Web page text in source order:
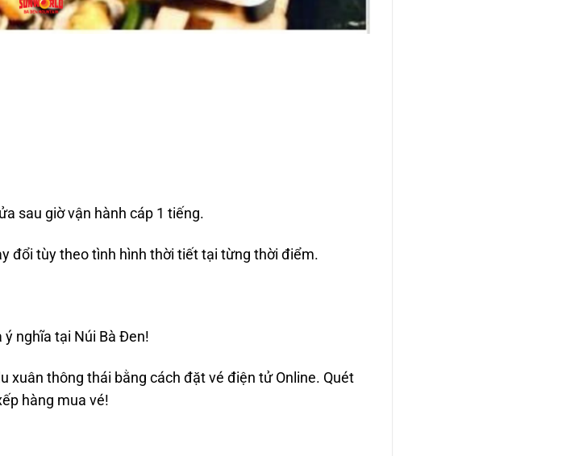
sau giờ vận hành cáp 1 tiếng.
đổi tùy theo tình hình thời tiết tại từng thời điểm.
ý nghĩa tại Núi Bà Đen!
xuân thông thái bằng cách đặt vé điện tử Online. Quét
hàng mua vé!